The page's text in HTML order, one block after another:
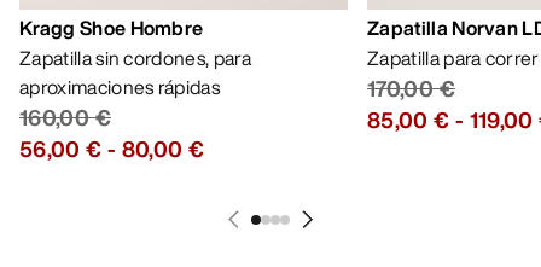
Kragg Shoe Hombre
Zapatilla sin cordones, para
aproximaciones rápidas
160,00 €
56,00 €- 80,00 €
Zapatilla Norvan
Zapatilla para
170,00 €
85,00 €-